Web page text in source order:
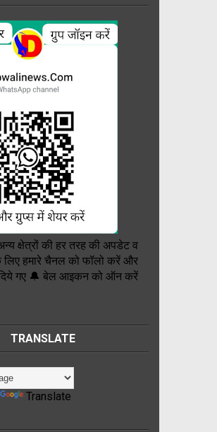
क्षेत्रों की हर तरह की अपडेट व
लिए हमारे चैनल को फॉलो करें और
दिये गए 🔔 बेल आइकन को ऑन करें
TRANSLATE
Translate